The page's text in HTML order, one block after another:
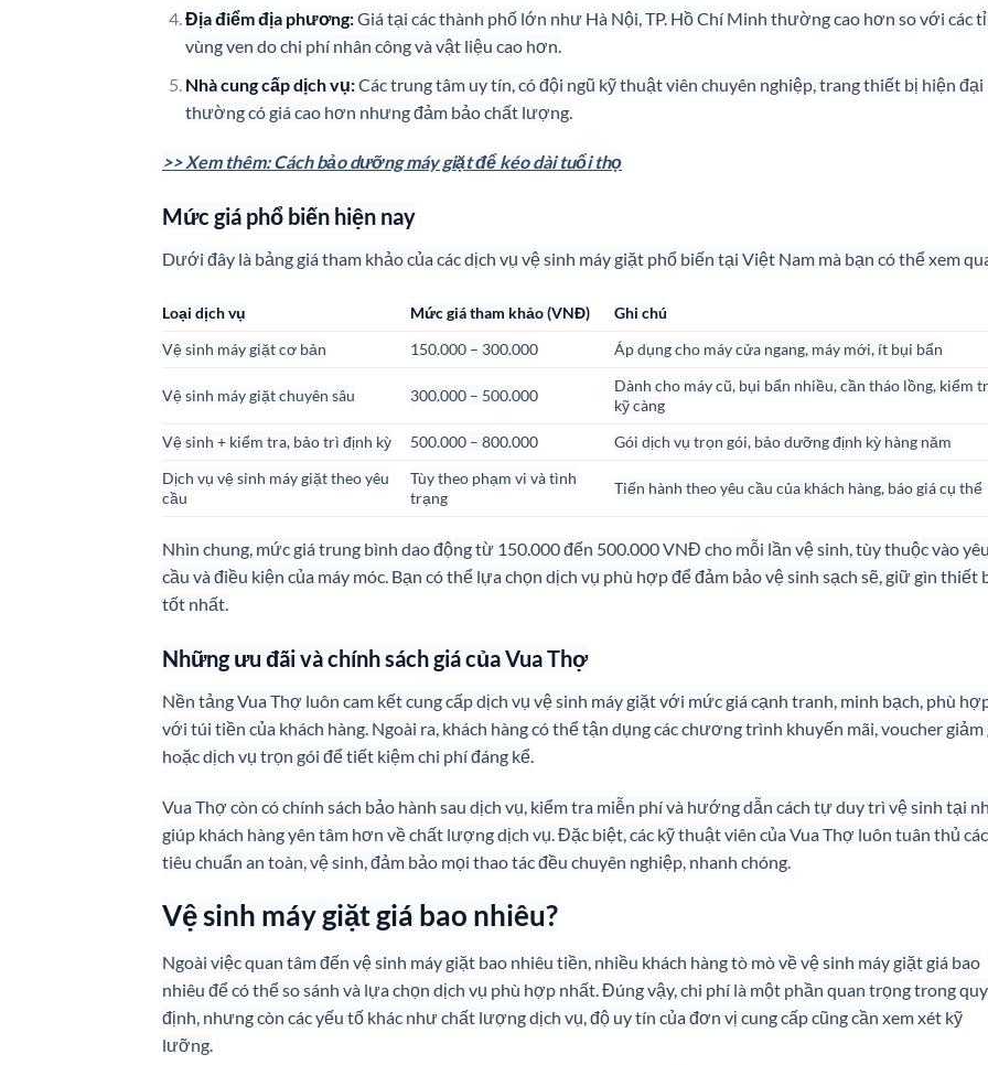
Địa điểm địa phương:Giá tại các thành phố lớn như Hà Nội, TP. Hồ Chí Minh thường cao hơn so với các
vùng ven do chi phí nhân công và vật liệu cao hơn.
Nhà cung cấp dịch vụ:Các trung tâm uy tín, có đội ngũ kỹ thuật viên chuyên nghiệp, trang thiết bị hiện đại
thường có giá cao hơn nhưng đảm bảo chất lượng.
>> Xem thêm: Cách bảo dưỡng máy giặt để kéo dài tuổi thọ
Mức giá phổ biến hiện nay
Dưới đây là bảng giá tham khảo của các dịch vụ vệ sinh máy giặt phổ biến tại Việt Nam mà bạn có thể xem
Loại dịch vụ Mức giá tham khảo (VNĐ)
Ghi chú
Vệ sinh máy giặt cơ bản
150.000 – 300.000 Áp dụng cho máy cửa ngang, máy mới, ít bụi bẩn
Vệ sinh máy giặt chuyên sâu 300.000 – 500.000
Dành cho máy cũ, bụi bẩn nhiều, cần tháo lồng, kiểm
kỹ càng
Vệ sinh + kiểm tra, bảo trì định kỳ
500.000 – 800.000
Gói dịch vụ trọn gói, bảo dưỡng định kỳ hàng năm
Dịch vụ vệ sinh máy giặt theo yêu
cầu
Tùy theo phạm vi và tình
trạng
Tiến hành theo yêu cầu của khách hàng, báo giá cụ thể
Nhìn chung, mức giá trung bình dao động từ 150.000 đến 500.000 VNĐ cho mỗi lần vệ sinh, tùy thuộc vào yêu
cầu và điều kiện của máy móc. Bạn có thể lựa chọn dịch vụ phù hợp để đảm bảo vệ sinh sạch sẽ, giữ gìn thiết
tốt nhất.
Những ưu đãi và chính sách giá của Vua Thợ
Nền tảng Vua Thợ luôn cam kết cung cấp dịch vụ vệ sinh máy giặt với mức giá cạnh tranh, minh bạch, phù
với túi tiền của khách hàng. Ngoài ra, khách hàng có thể tận dụng các chương trình khuyến mãi, voucher giảm
hoặc dịch vụ trọn gói để tiết kiệm chi phí đáng kể.
Vua Thợ còn có chính sách bảo hành sau dịch vụ, kiểm tra miễn phí và hướng dẫn cách tự duy trì vệ sinh tại
giúp khách hàng yên tâm hơn về chất lượng dịch vụ. Đặc biệt, các kỹ thuật viên của Vua Thợ luôn tuân thủ các
tiêu chuẩn an toàn, vệ sinh, đảm bảo mọi thao tác đều chuyên nghiệp, nhanh chóng.
Vệ sinh máy giặt giá bao nhiêu?
Ngoài việc quan tâm đến vệ sinh máy giặt bao nhiêu tiền, nhiều khách hàng tò mò về vệ sinh máy giặt giá bao
nhiêu để có thể so sánh và lựa chọn dịch vụ phù hợp nhất. Đúng vậy, chi phí là một phần quan trọng trong
định, nhưng còn các yếu tố khác như chất lượng dịch vụ, độ uy tín của đơn vị cung cấp cũng cần xem xét kỹ
lưỡng.